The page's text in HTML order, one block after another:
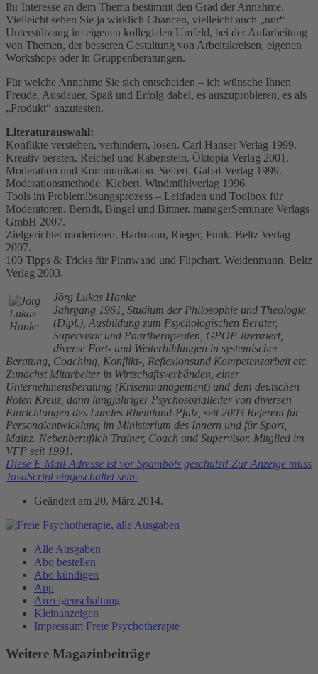
Ihr Interesse an dem Thema bestimmt den Grad der Annahme.
Vielleicht sehen Sie ja wirklich Chancen, vielleicht auch „nur“
Unterstützung im eigenen kollegialen Umfeld, bei der Aufarbeitung
von Themen, der besseren Gestaltung von Arbeitskreisen, eigenen
Workshops oder in Gruppenberatungen.
Für welche Annahme Sie sich entscheiden – ich wünsche Ihnen
Freude, Ausdauer, Spaß und Erfolg dabei, es auszuprobieren, es als
„Produkt“ anzutesten.
Literaturauswahl:
Konflikte verstehen, verhindern, lösen. Carl Hanser Verlag 1999.
Kreativ beraten. Reichel und Rabenstein. Öktopia Verlag 2001.
Moderation und Kommunikation. Seifert. Gabal-Verlag 1999.
Moderationsmethode. Klebert. Windmühlverlag 1996.
Tools im Problemlösungsprozess – Leitfaden und Toolbox für
Moderatoren. Berndt, Bingel und Bittner. managerSeminare Verlags
GmbH 2007.
Zielgerichtet moderieren. Hartmann, Rieger, Funk. Beltz Verlag
2007.
100 Tipps & Tricks für Pinnwand und Flipchart. Weidenmann. Beltz
Verlag 2003.
Jörg Lukas Hanke
Jahrgang 1961, Studium der Philosophie und Theologie
(Dipl.), Ausbildung zum Psychologischen Berater,
Supervisor und Paartherapeuten, GPOP-lizenziert,
diverse Fort- und Weiterbildungen in systemischer
Beratung, Coaching, Konflikt-, Reflexionsund Kompetenzarbeit etc.
Zunächst Mitarbeiter in Wirtschaftsverbänden, einer
Unternehmensberatung (Krisenmanagement) und dem deutschen
Roten Kreuz, dann langjähriger Psychosozialleiter von diversen
Einrichtungen des Landes Rheinland-Pfalz, seit 2003 Referent für
Personalentwicklung im Ministerium des Innern und für Sport,
Mainz. Nebenberuflich Trainer, Coach und Supervisor. Mitglied im
VFP seit 1991.
Diese E-Mail-Adresse ist vor Spambots geschützt! Zur Anzeige muss
JavaScript eingeschaltet sein.
Geändert am 20. März 2014.
Alle Ausgaben
Abo bestellen
Abo kündigen
App
Anzeigenschaltung
Kleinanzeigen
Impressum Freie Psychotherapie
Weitere Magazinbeiträge